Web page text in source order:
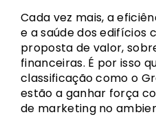
Cada vez mais, a
e a saúde dos edifícios
proposta de valor,
financeiras. É por isso
classificação como o
estão a ganhar força
de marketing no